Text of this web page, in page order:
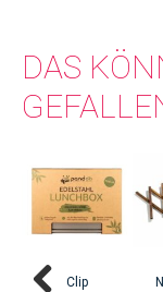
DAS
Clip